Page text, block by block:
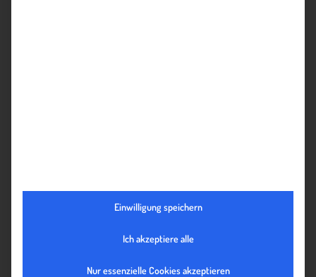
Einwilligung speichern
Ich akzeptiere alle
Nur essenzielle Cookies akzeptieren